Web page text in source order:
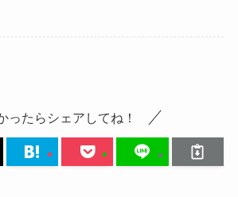
ったらシェアしてね！